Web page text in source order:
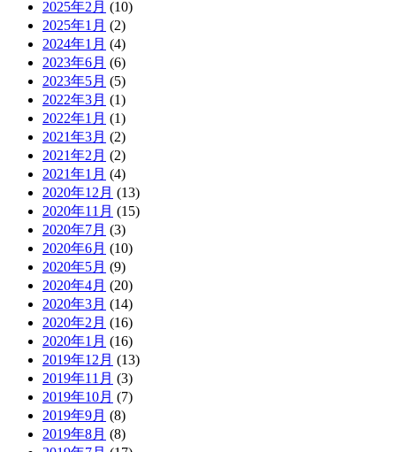
2025年2月 (10)
2025年1月 (2)
2024年1月 (4)
2023年6月 (6)
2023年5月 (5)
2022年3月 (1)
2022年1月 (1)
2021年3月 (2)
2021年2月 (2)
2021年1月 (4)
2020年12月 (13)
2020年11月 (15)
2020年7月 (3)
2020年6月 (10)
2020年5月 (9)
2020年4月 (20)
2020年3月 (14)
2020年2月 (16)
2020年1月 (16)
2019年12月 (13)
2019年11月 (3)
2019年10月 (7)
2019年9月 (8)
2019年8月 (8)